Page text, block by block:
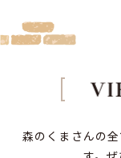
森のくまさんの